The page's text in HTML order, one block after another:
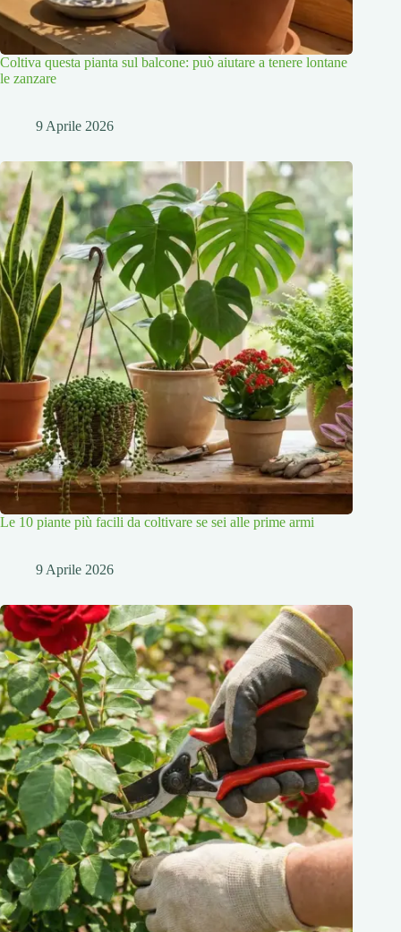
Coltiva questa pianta sul balcone: può aiutare a tenere lontane
le zanzare
9 Aprile 2026
Le 10 piante più facili da coltivare se sei alle prime armi
9 Aprile 2026